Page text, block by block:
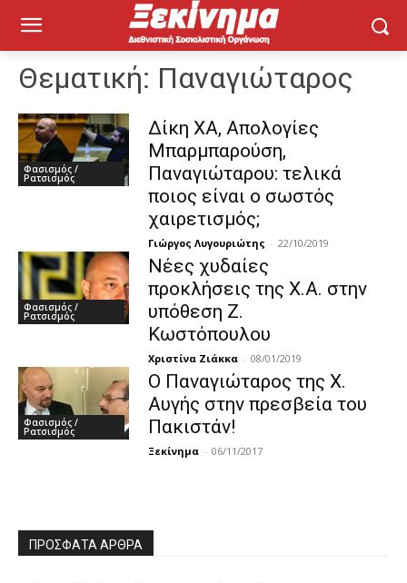
Θεματική: Παναγιώταρος
Φασισμός /
Ρατσισμός
Δίκη ΧΑ, Aπολογίες
Μπαρμπαρούση,
Παναγιώταρου: τελικά
ποιος είναι ο σωστός
χαιρετισμός;
Γιώργος Λυγουριώτης - 22/10/2019
Φασισμός /
Ρατσισμός
Νέες χυδαίες
προκλήσεις της Χ.Α. στην
υπόθεση Ζ.
Κωστόπουλου
Χριστίνα Ζιάκκα - 08/01/2019
Φασισμός /
Ρατσισμός
Ο Παναγιώταρος της Χ.
Αυγής στην πρεσβεία του
Πακιστάν!
Ξεκίνημα - 06/11/2017
ΠΡΌΣΦΑΤΑ ΆΡΘΡΑ